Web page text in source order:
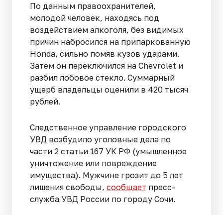
По данным правоохранителей,
молодой человек, находясь под
воздействием алкоголя, без видимых
причин набросился на припаркованную
Honda, сильно помяв кузов ударами.
Затем он переключился на Chevrolet и
разбил лобовое стекло. Суммарный
ущерб владельцы оценили в 420 тысяч
рублей.
Следственное управление городского
УВД возбудило уголовные дела по
части 2 статьи 167 УК РФ (умышленное
уничтожение или повреждение
имущества). Мужчине грозит до 5 лет
лишения свободы, сообщает пресс-
служба УВД России по городу Сочи.